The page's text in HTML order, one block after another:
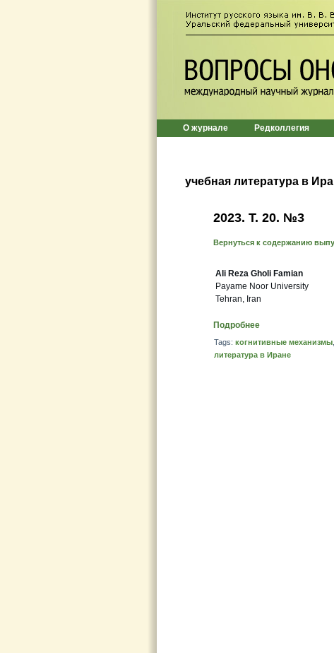
О журнале Редколлегия
учебная литература в
2023. Т. 20. №3
Вернуться к содержанию
Ali Reza Gholi Famian
Payame Noor University
Tehran, Iran
Подробнее
Tags: когнитивные механизмы
литература в Иране